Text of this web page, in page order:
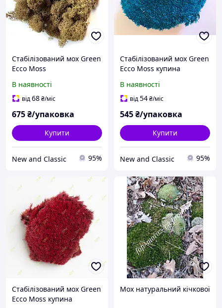
Стабілізований мох Green
Ecco Moss
коричневий 0.5 кг
В наявності
від68₴/міс
675₴/упаковка
Купити
New and Classic 95%
Стабілізований мох Green
Ecco Moss купина
В наявності
від54₴/міс
545₴/упаковка
Купити
New and Classic 95%
Стабілізований мох Green
Ecco Moss купина
Мох натуральний кічкової